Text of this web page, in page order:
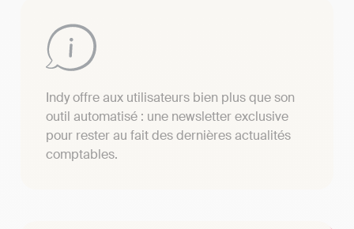
Indy offre aux utilisateurs bien plus que son
outil automatisé : une newsletter exclusive
pour rester au fait des dernières actualités
comptables.